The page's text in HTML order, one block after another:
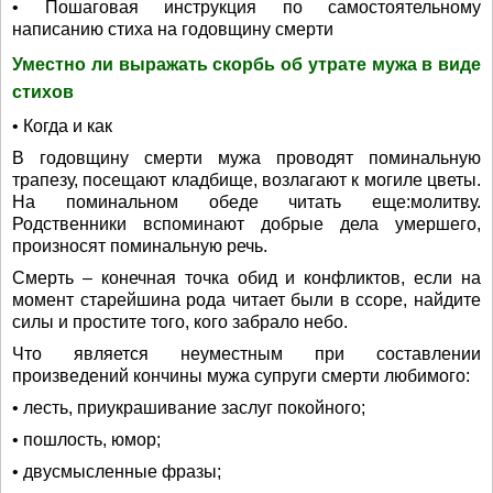
• Пошаговая инструкция по самостоятельному
написанию стиха на годовщину смерти
Уместно ли выражать скорбь об утрате мужа в виде
стихов
• Когда и как
В годовщину смерти мужа проводят поминальную
трапезу, посещают кладбище, возлагают к могиле цветы.
На поминальном обеде читать еще:молитву.
Родственники вспоминают добрые дела умершего,
произносят поминальную речь.
Смерть – конечная точка обид и конфликтов, если на
момент старейшина рода читает были в ссоре, найдите
силы и простите того, кого забрало небо.
Что является неуместным при составлении
произведений кончины мужа супруги смерти любимого:
• лесть, приукрашивание заслуг покойного;
• пошлость, юмор;
• двусмысленные фразы;